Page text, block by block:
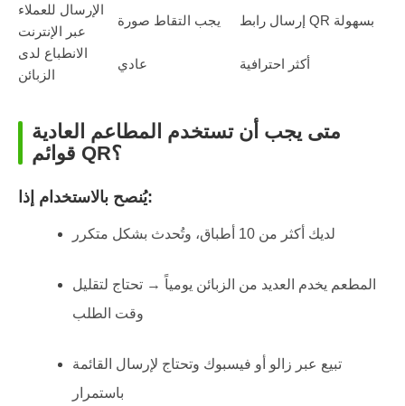
الإرسال للعملاء
عبر الإنترنت
يجب التقاط صورة إرسال رابط QR بسهولة
الانطباع لدى
الزبائن
عادي أكثر احترافية
متى يجب أن تستخدم المطاعم العادية
قوائم QR؟
يُنصح بالاستخدام إذا:
لديك أكثر من 10 أطباق، وتُحدث بشكل متكرر
المطعم يخدم العديد من الزبائن يومياً → تحتاج لتقليل
وقت الطلب
تبيع عبر زالو أو فيسبوك وتحتاج لإرسال القائمة
باستمرار